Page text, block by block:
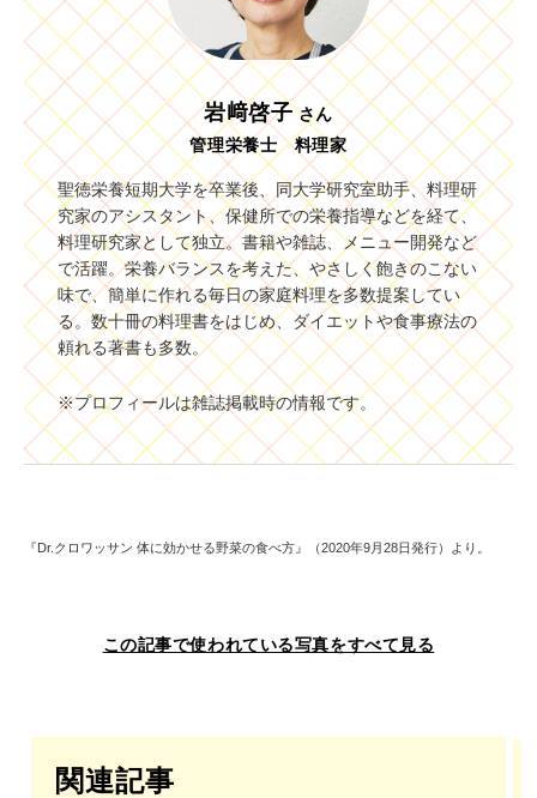
岩﨑啓子 さん
管理栄養士 料理家
聖徳栄養短期大学を卒業後、同大学研究室助手、料理研
究家のアシスタント、保健所での栄養指導などを経て、
料理研究家として独立。書籍や雑誌、メニュー開発など
で活躍。栄養バランスを考えた、やさしく飽きのこない
味で、簡単に作れる毎日の家庭料理を多数提案してい
る。数十冊の料理書をはじめ、ダイエットや食事療法の
頼れる著書も多数。
※プロフィールは雑誌掲載時の情報です。
『Dr.クロワッサン 体に効かせる野菜の食べ方』（2020年9月28日発行）より。
この記事で使われている写真をすべて見る
関連記事